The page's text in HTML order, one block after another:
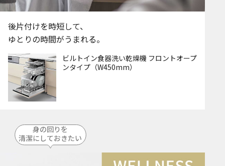
後片付けを時短して、
ゆとりの時間がうまれる。
ビルトイン食器洗い乾燥機 フロントオープ
ンタイプ（W450mm）
身の回りを
清潔にしておきたい